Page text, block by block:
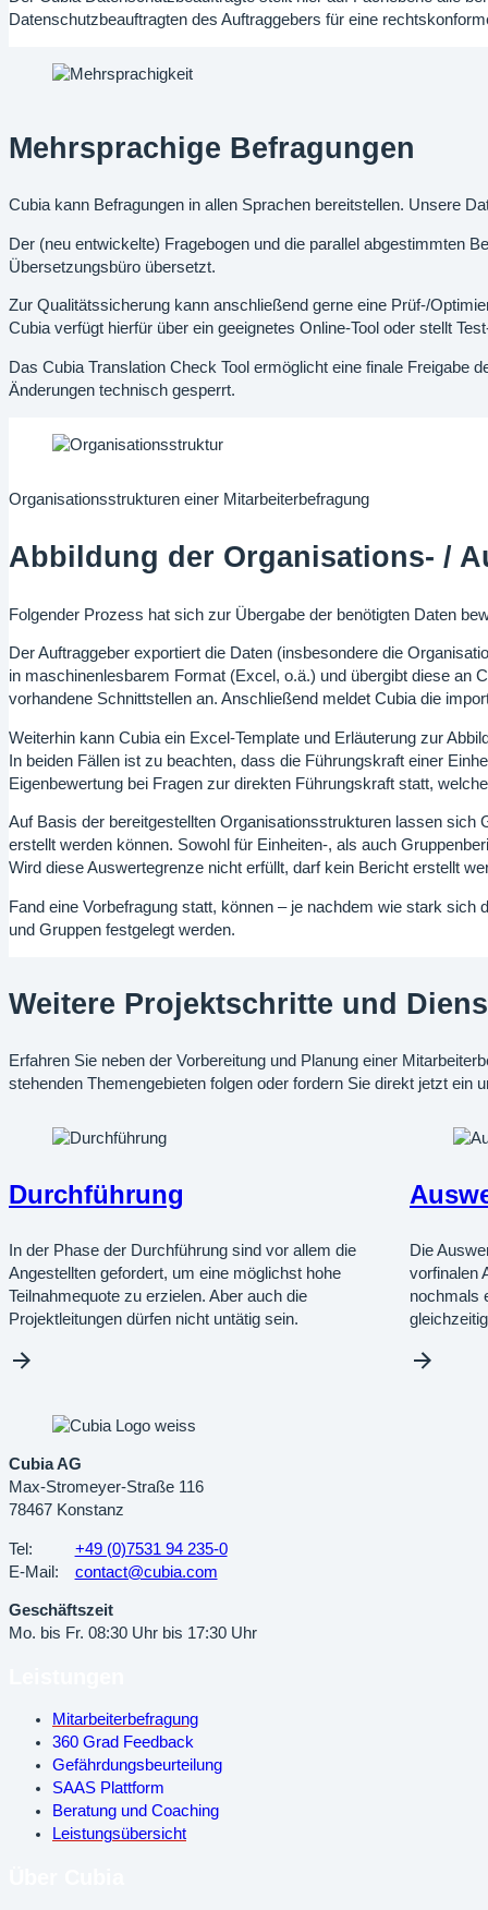
Datenschutzbeauftragten des Auftraggebers für eine
Mehrsprachige Befragungen
Cubia kann Befragungen in allen Sprachen bereitstellen. Unsere
Der (neu entwickelte) Fragebogen und die parallel abgestimmten
Übersetzungsbüro übersetzt.
Zur Qualitätssicherung kann anschließend gerne eine Prüf-/
Cubia verfügt hierfür über ein geeignetes Online-Tool oder stellt
Das Cubia Translation Check Tool ermöglicht eine finale Freigabe
Änderungen technisch gesperrt.
Organisationsstrukturen einer Mitarbeiterbefragung
Abbildung der Organisations- /
Folgender Prozess hat sich zur Übergabe der benötigten Daten
Der Auftraggeber exportiert die Daten (insbesondere die
in maschinenlesbarem Format (Excel, o.ä.) und übergibt diese an
vorhandene Schnittstellen an. Anschließend meldet Cubia die
Weiterhin kann Cubia ein Excel-Template und Erläuterung zur
In beiden Fällen ist zu beachten, dass die Führungskraft einer
Eigenbewertung bei Fragen zur direkten Führungskraft statt,
Auf Basis der bereitgestellten Organisationsstrukturen lassen sich
erstellt werden können. Sowohl für Einheiten-, als auch
Wird diese Auswertegrenze nicht erfüllt, darf kein Bericht erstellt
Fand eine Vorbefragung statt, können – je nachdem wie stark
und Gruppen festgelegt werden.
Weitere Projektschritte und
Erfahren Sie neben der Vorbereitung und Planung einer
stehenden Themengebieten folgen oder fordern Sie direkt jetzt ein
Durchführung
In der Phase der Durchführung sind vor allem die
Angestellten gefordert, um eine möglichst hohe
Teilnahmequote zu erzielen. Aber auch die
Projektleitungen dürfen nicht untätig sein.
Die
vorfinalen
nochmals
Cubia AG
Max-Stromeyer-Straße 116
78467 Konstanz
Tel:
+49 (0)7531 94 235-0
E-Mail:
contact@cubia.com
Geschäftszeit
Mo. bis Fr. 08:30 Uhr bis 17:30 Uhr
Mitarbeiterbefragung
360 Grad Feedback
Gefährdungsbeurteilung
SAAS Plattform
Beratung und Coaching
Leistungsübersicht